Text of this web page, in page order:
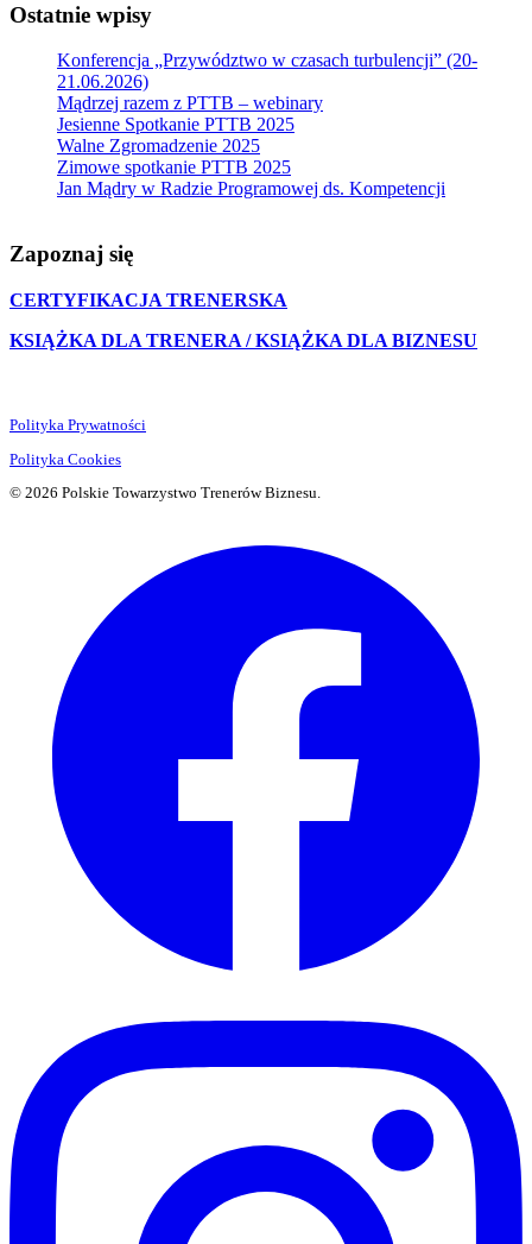
Ostatnie wpisy
Konferencja „Przywództwo w czasach turbulencji” (20-
21.06.2026)
Mądrzej razem z PTTB – webinary
Jesienne Spotkanie PTTB 2025
Walne Zgromadzenie 2025
Zimowe spotkanie PTTB 2025
Jan Mądry w Radzie Programowej ds. Kompetencji
Zapoznaj się
CERTYFIKACJA TRENERSKA
KSIĄŻKA DLA TRENERA / KSIĄŻKA DLA BIZNESU
Polityka Prywatności
Polityka Cookies
© 2026 Polskie Towarzystwo Trenerów Biznesu.